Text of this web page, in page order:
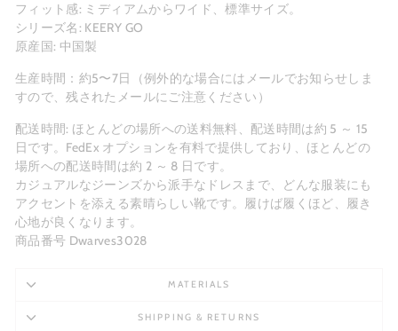
フィット感: ミディアムからワイド、標準サイズ。
シリーズ名: KEERY GO
原産国: 中国製
生産時間：約5〜7日（例外的な場合にはメールでお知らせしま
すので、残されたメールにご注意ください）
配送時間: ほとんどの場所への送料無料、配送時間は約 5 ～ 15
日です。FedEx オプションを有料で提供しており、ほとんどの
場所への配送時間は約 2 ～ 8 日です。
カジュアルなジーンズから派手なドレスまで、どんな服装にも
アクセントを添える素晴らしい靴です。履けば履くほど、履き
心地が良くなります。
商品番号 Dwarves3028
MATERIALS
SHIPPING & RETURNS